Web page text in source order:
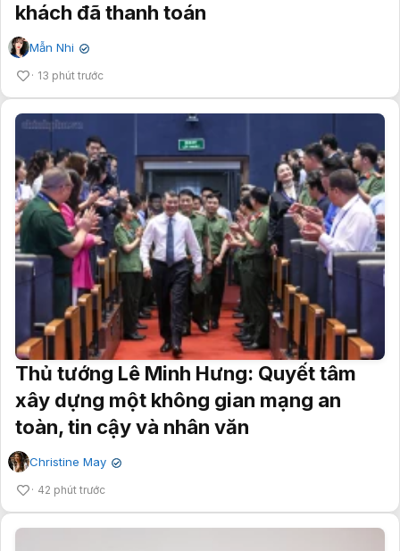
khách đã thanh toán
Mẫn Nhi ✔
13 phút trước
Thủ tướng Lê Minh Hưng: Quyết tâm
xây dựng một không gian mạng an
toàn, tin cậy và nhân văn
Christine May ✔
42 phút trước